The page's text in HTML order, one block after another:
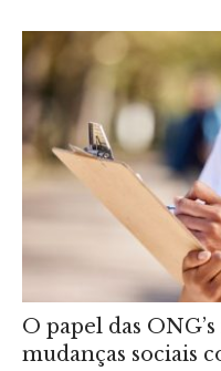
O papel das
mudanças sociais